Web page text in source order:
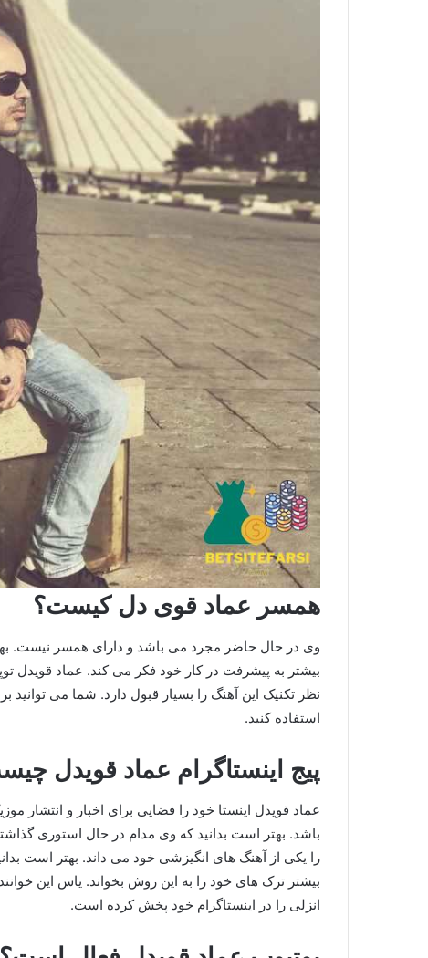
همسر عماد قوی دل کیست؟
وی در حال حاضر مجرد می باشد و دارای همسر نیست.
بیشتر به پیشرفت در کار خود فکر می کند. عماد قویدل
نظر تکنیک این آهنگ را بسیار قبول دارد. شما می توانید
استفاده کنید.
پیج اینستاگرام عماد قویدل
عماد قویدل اینستا خود را فضایی برای اخبار و
باشد. بهتر است بدانید که وی مدام در حال استوری
را یکی از آهنگ های انگیزشی خود می داند. بهتر است
بیشتر ترک های خود را به این روش بخواند. یاس این
انزلی را در اینستاگرام خود پخش کرده است.